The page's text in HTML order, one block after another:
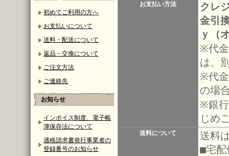
初めてご利用の方へ
お支払いについて
送料・配送について
返品・交換について
ご注文方法
ご連絡先
お知らせ
インボイス制度、電子帳
簿保存法について
適格請求書発行事業者の
登録番号のお知らせ
お支払い方法
クレ
金引
ｙ（
※代
は、
※代
の場
※銀
じめ
送料について
送料
■宅配